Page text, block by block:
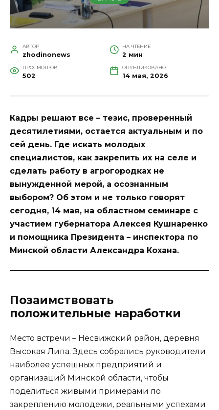
АВТОР
zhodinonews
НА ЧТЕНИЕ
2 мин
ПРОСМОТРОВ
502
ОПУБЛИКОВАНО
14 мая, 2026
Кадры решают все – тезис, проверенный
десятилетиями, остается актуальным и по
сей день. Где искать молодых
специалистов, как закрепить их на селе и
сделать работу в агрогородках не
вынужденной мерой, а осознанным
выбором? Об этом и не только говорят
сегодня, 14 мая, на областном семинаре с
участием губернатора Алексея Кушнаренко
и помощника Президента – инспектора по
Минской области Александра Кохана.
Позаимствовать
положительные наработки
Место встречи – Несвижский район, деревня
Высокая Липа. Здесь собрались руководители
наиболее успешных предприятий и
организаций Минской области, чтобы
поделиться живыми примерами по
закреплению молодежи, реальными успехами